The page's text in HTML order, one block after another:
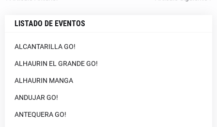
LISTADO DE EVENTOS
ALCANTARILLA GO!
ALHAURIN EL GRANDE GO!
ALHAURIN MANGA
ANDUJAR GO!
ANTEQUERA GO!